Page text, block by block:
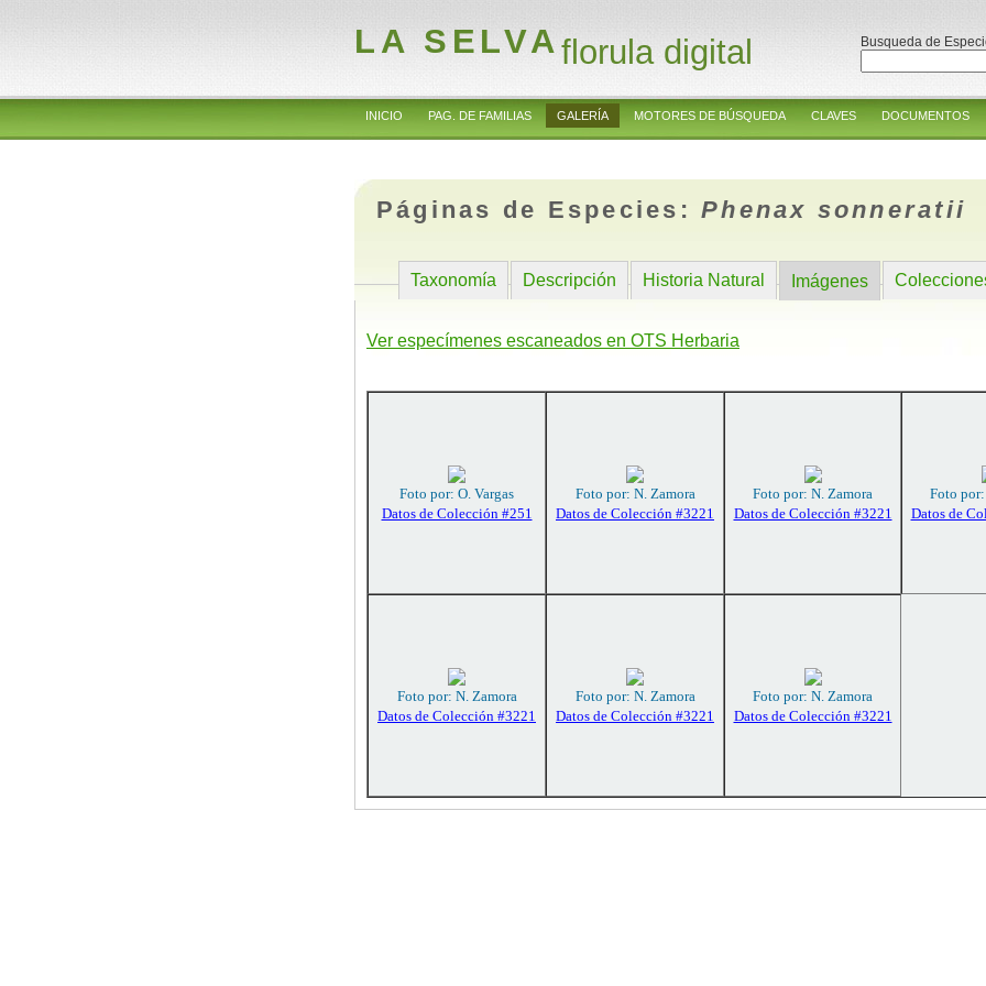
LA SELVAflorula digital Busqueda de
INICIO PAG. DE FAMILIAS GALERÍA MOTORES DE BÚSQUEDA CLAVES DOCUMENTOS
Páginas de Especies:Phenax sonneratii
Taxonomía Descripción Historia Natural Imágenes
Ver especímenes escaneados en OTS Herbaria
Foto por: O. Vargas
Datos de Colección #251
Foto por: N. Zamora
Datos de Colección #3221
Foto por: N. Zamora
Datos de Colección #3221
Foto
Datos de
Foto por: N. Zamora
Datos de Colección #3221
Foto por: N. Zamora
Datos de Colección #3221
Foto por: N. Zamora
Datos de Colección #3221